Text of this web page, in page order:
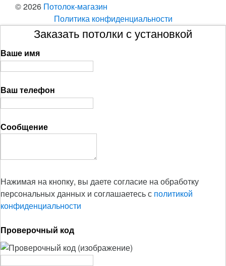
© 2026 Потолок-магазин
Политика конфиденциальности
Заказать потолки с установкой
Ваше имя
Ваш телефон
Сообщение
Нажимая на кнопку, вы даете согласие на обработку
персональных данных и соглашаетесь с политикой
конфиденциальности
Проверочный код